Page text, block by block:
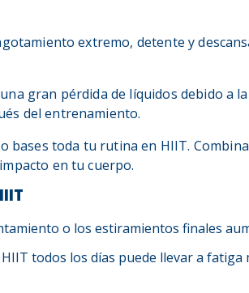
extremo, detente y
gran pérdida de líquidos debido a
del entrenamiento.
bases toda tu rutina en HIIT.
en tu cuerpo.
o los estiramientos finales
todos los días puede llevar a fatiga